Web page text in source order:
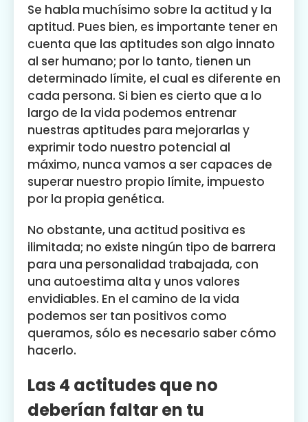
Se habla muchísimo sobre la actitud y la
aptitud. Pues bien, es importante tener en
cuenta que las aptitudes son algo innato
al ser humano; por lo tanto, tienen un
determinado límite, el cual es diferente en
cada persona. Si bien es cierto que a lo
largo de la vida podemos entrenar
nuestras aptitudes para mejorarlas y
exprimir todo nuestro potencial al
máximo, nunca vamos a ser capaces de
superar nuestro propio límite, impuesto
por la propia genética.
No obstante, una actitud positiva es
ilimitada; no existe ningún tipo de barrera
para una personalidad trabajada, con
una autoestima alta y unos valores
envidiables. En el camino de la vida
podemos ser tan positivos como
queramos, sólo es necesario saber cómo
hacerlo.
Las 4 actitudes que no
deberían faltar en tu